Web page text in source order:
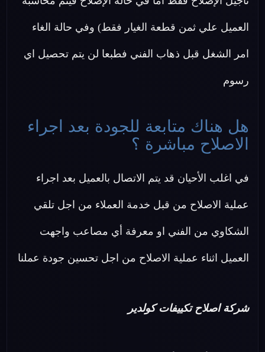
العميل علي ثمن قطعة الغيار فقط) وفي حالة الغاء
امر الشغل قبل ذهاب الفني فطبعا لن يتم تحصيل اي
رسوم
هل هناك متابعة للجودة بعد اجراء
الاصلاح مباشرة ؟
في اغلب الأحيان قد يتم الاتصال بالعميل بعد اجراء
عملية الاصلاح من قبل خدمة العملاء من اجل تلقي
الشكاوي من الفني او معرفة أي مصاعب واجهت
العميل اثناء عملية الاصلاح من اجل تحسين جودة عملنا
شركة اصلاح تكييفات كولدير